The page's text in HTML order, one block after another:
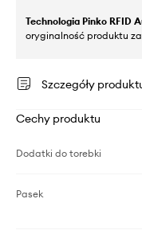
Technologia Pinko RFID
oryginalność produktu
Szczegóły
Cechy produktu
Dodatki do torebki
Pasek